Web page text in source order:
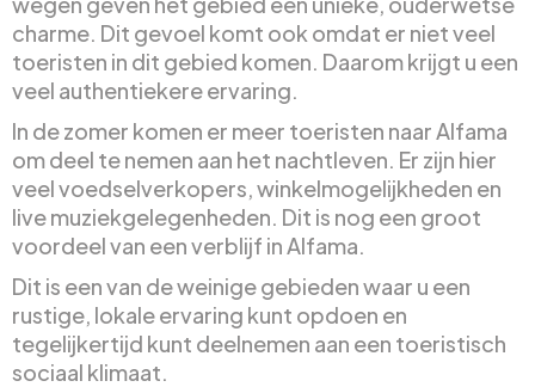
charme. Dit gevoel komt ook omdat er niet veel
toeristen in dit gebied komen. Daarom krijgt u een
veel authentiekere ervaring.
In de zomer komen er meer toeristen naar Alfama
om deel te nemen aan het nachtleven. Er zijn hier
veel voedselverkopers, winkelmogelijkheden en
live muziekgelegenheden. Dit is nog een groot
voordeel van een verblijf in Alfama.
Dit is een van de weinige gebieden waar u een
rustige, lokale ervaring kunt opdoen en
tegelijkertijd kunt deelnemen aan een toeristisch
sociaal klimaat.